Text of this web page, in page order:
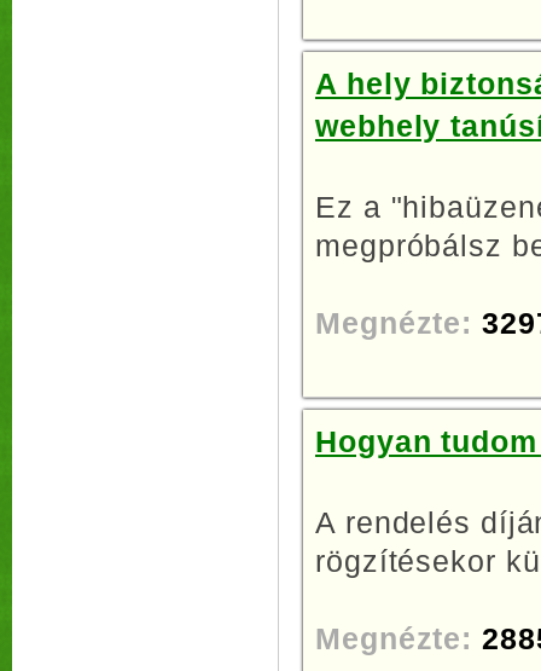
A hely
webhely
Ez a
megpróbálsz
Megnézte:
Hogyan
A rendelés
rögzítésekor
Megnézte: